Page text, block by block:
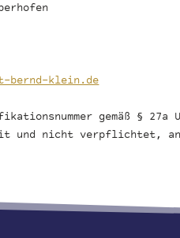
bernd-klein.de
gemäß § 27a
und nicht verpflichtet, an